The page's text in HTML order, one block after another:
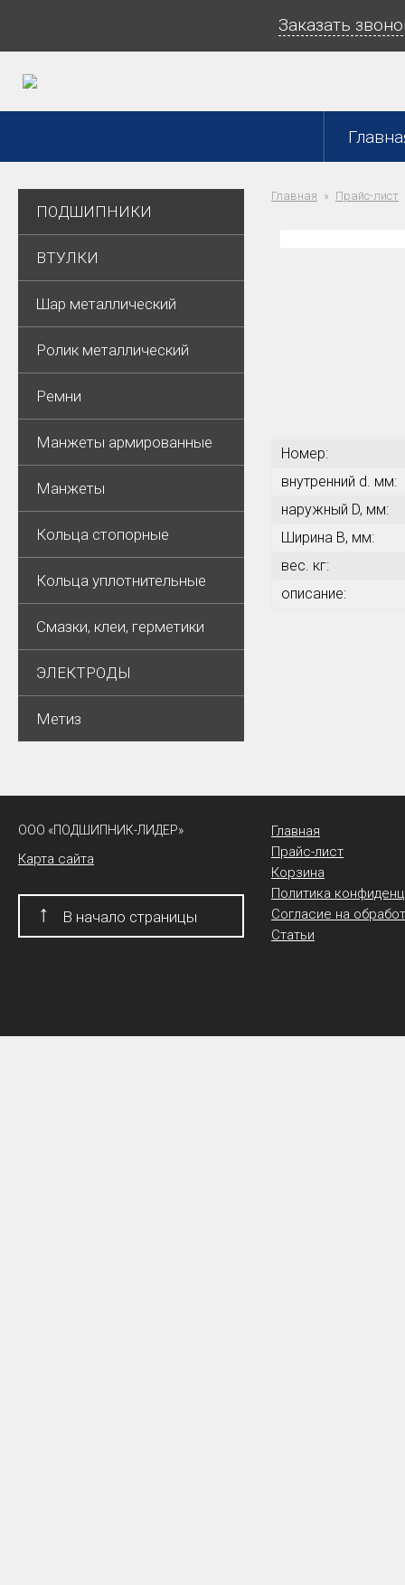
Заказать
ПОДШИПНИКИ
ВТУЛКИ
Шар металлический
Ролик металлический
Ремни
Манжеты армированные
Манжеты
Кольца стопорные
Кольца уплотнительные
Смазки, клеи, герметики
ЭЛЕКТРОДЫ
Метиз
Главная Прайс-лист
Номер:
внутренний d. мм:
наружный D, мм:
Ширина В, мм:
вес. кг:
описание:
ООО «ПОДШИПНИК-ЛИДЕР»
Карта сайта
↑ В начало страницы
Главная
Прайс-лист
Корзина
Политика
Согласие на
Статьи